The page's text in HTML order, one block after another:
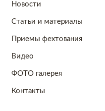
Новости
Статьи и материалы
Приемы фехтования
Видео
ФОТО галерея
Контакты